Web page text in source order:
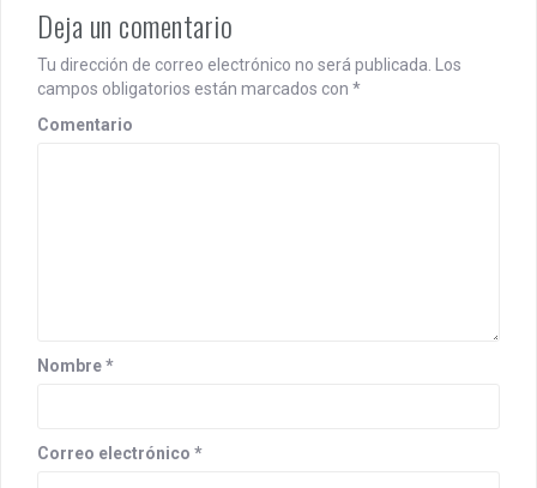
v
i
g
Deja un comentario
Tu dirección de correo electrónico no será publicada. Los
campos obligatorios están marcados con *
Comentario
Nombre*
Correo electrónico *